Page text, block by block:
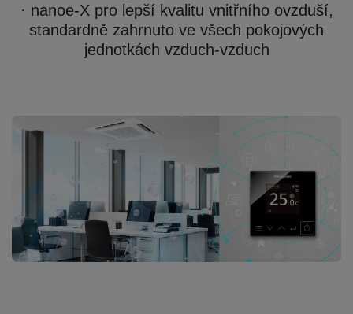
· nanoe-X pro lepší kvalitu vnitřního ovzduší,
standardně zahrnuto ve všech pokojových
jednotkách vzduch-vzduch